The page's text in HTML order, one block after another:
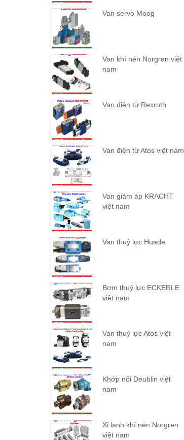
Van servo Moog
Van khí nén Norgren việt
nam
Van điện từ Rexroth
Van điện từ Atos việt nam
Van giảm áp KRACHT
việt nam
Van thuỷ lực Huade
Bơm thuỷ lực ECKERLE
việt nam
Van thuỷ lực Atos việt
nam
Khớp nối Deublin việt
nam
Xi lanh khí nén Norgren
việt nam